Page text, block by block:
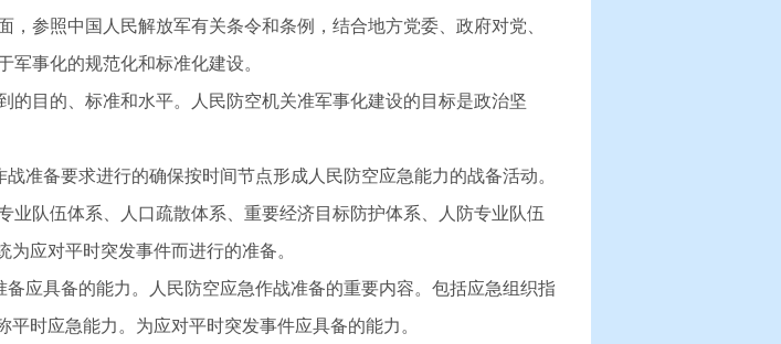
参照中国人民解放军有关条令和条例，结合地方党委、政府对党、
事化的规范化和标准化建设。
的目的、标准和水平。人民防空机关准军事化建设的目标是政治坚
准备要求进行的确保按时间节点形成人民防空应急能力的战备活动。
队伍体系、人口疏散体系、重要经济目标防护体系、人防专业队伍
应对平时突发事件而进行的准备。
应具备的能力。人民防空应急作战准备的重要内容。包括应急组织指
时应急能力。为应对平时突发事件应具备的能力。